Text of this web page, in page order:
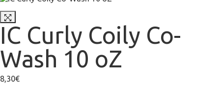
IC Curly Coily Co-
Wash 10 oZ
8,30€